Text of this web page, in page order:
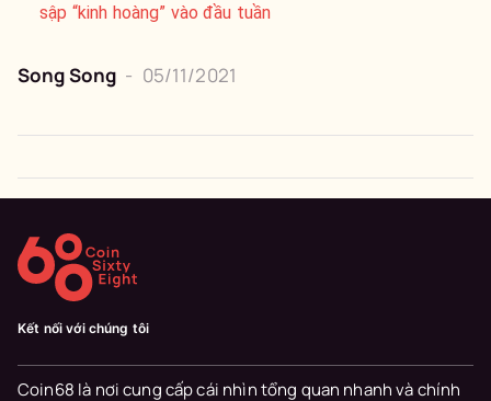
sập “kinh hoàng” vào đầu tuần
Song Song - 05/11/2021
Kết nối với chúng tôi
Coin68 là nơi cung cấp cái nhìn tổng quan nhanh và chính